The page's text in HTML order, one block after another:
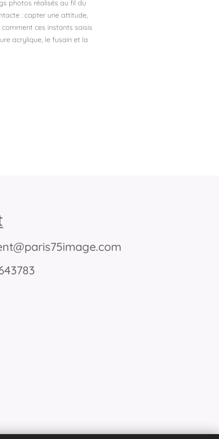
photos réalisés au fil du
: capter une attitude,
ces instants saisis
acrylique, le fusain et la